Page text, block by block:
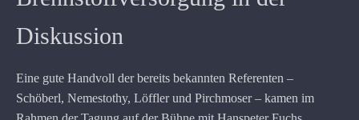
Diskussion
Eine gute Handvoll der bereits bekannten Referenten –
Schöberl, Nemestothy, Löffler und Pirchmoser – kamen im